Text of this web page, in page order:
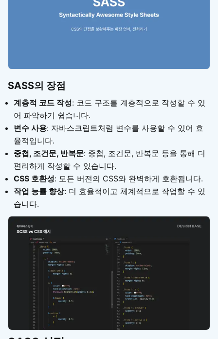
SASS의 장점
계층적 코드 작성: 코드 구조를 계층적으로 작성할 수 있
어 파악하기 쉽습니다.
변수 사용: 자바스크립트처럼 변수를 사용할 수 있어 효
율적입니다.
중첩, 조건문, 반복문: 중첩, 조건문, 반복문 등을 통해 더
편리하게 작성할 수 있습니다.
CSS 호환성: 모든 버전의 CSS와 완벽하게 호환됩니다.
작업 능률 향상: 더 효율적이고 체계적으로 작업할 수 있
습니다.